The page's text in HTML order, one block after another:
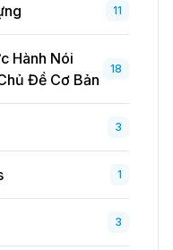
11
Hành Nói
Đề Cơ Bản
18
3
1
3